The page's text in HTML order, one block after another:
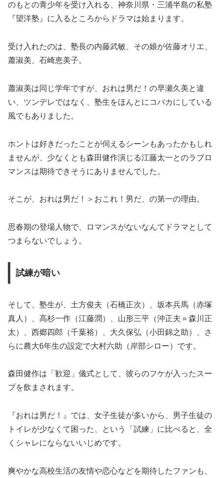
のもとの青少年を受け入れる、神奈川県・三浦半島の私塾
『望洋塾』に入るところからドラマは始まります。
受け入れたのは、塾長の内藤武敏、その娘が佐藤オリエ、
蕭淑美、石崎恵美子。
蕭淑美は同じ学年ですが、おれは男だ！の早瀬久美と違
い、ツンデレではなく、塾生をほんとにコバカにしている
風でもありました。
ホントは好きだったことが伺えるシーンもあったかもしれ
ませんが、少なくとも森田健作演じる江藤太一とのラブロ
マンスは期待できそうにありませんでした。
そこが、おれは男だ！＞おこれ！男だ、の第一の理由。
思春期の登場人物で、ロマンスがないなんてドラマとして
つまらないでしょう。
試練が暗い
そして、塾生が、土方俊夫（石橋正次）、坂本兵馬（赤塚
真人）、高杉一作（江藤潤）、山形三平（沖正夫＝森川正
太）、西郷四郎（千葉裕）、大久保弘（小田錦之助）、さ
らに農大6年生の設定で大村六助（岸部シロー）です。
森田健作は「歓迎」儀式として、彼らのフケが入ったスー
プを飲まされます。
『おれは男だ！』では、女子生徒が多いから、男子生徒の
トイレが少なくて困った、という「試練」に比べると、全
くシャレにならないいじめです。
爽やかな高校生活の友情や恋心などを期待したファンも、